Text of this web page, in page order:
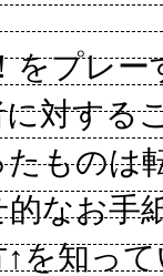
をプレ
対する
ものは
なお手
を知っ